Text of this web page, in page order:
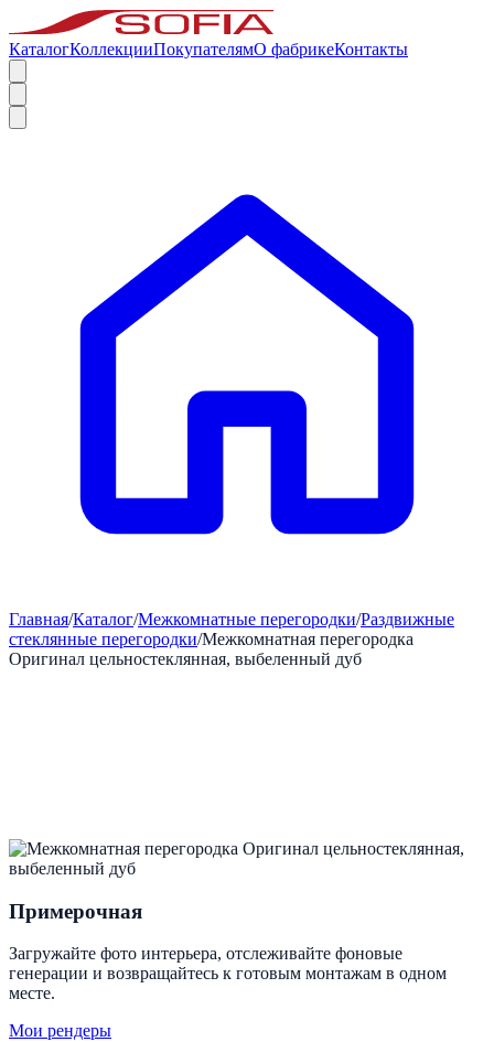
КаталогКоллекцииПокупателямО фабрикеКонтакты
Главная/Каталог/Межкомнатные перегородки/Раздвижные
стеклянные перегородки/Межкомнатная перегородка
Оригинал цельностеклянная, выбеленный дуб
Примерочная
Загружайте фото интерьера, отслеживайте фоновые
генерации и возвращайтесь к готовым монтажам в одном
месте.
Мои рендеры